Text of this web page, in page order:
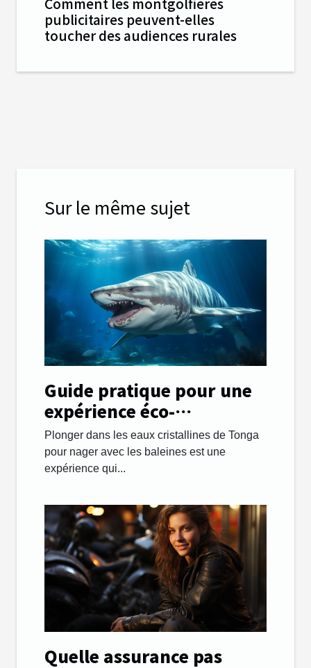
publicitaires peuvent-elles
toucher des audiences rurales
Sur le même sujet
Guide pratique pour une
expérience éco-
responsable en nageant
avec les baleines à Tonga
Plonger dans les eaux cristallines de Tonga
pour nager avec les baleines est une
expérience qui...
Quelle assurance pas